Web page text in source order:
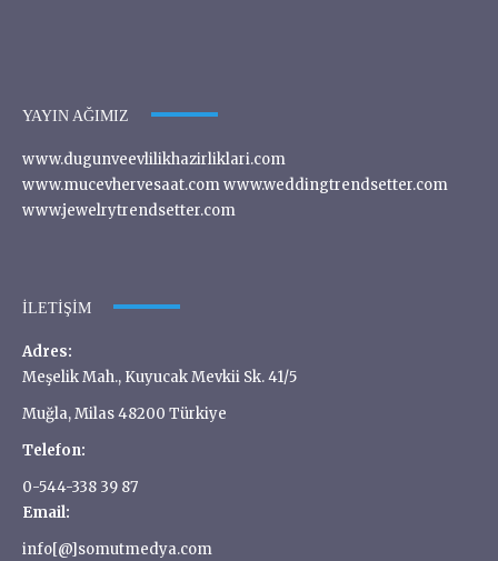
YAYIN AĞIMIZ
www.dugunveevlilikhazirliklari.com
www.mucevhervesaat.com www.weddingtrendsetter.com
www.jewelrytrendsetter.com
İLETIŞIM
Adres:
Meşelik Mah., Kuyucak Mevkii Sk. 41/5
Muğla, Milas 48200 Türkiye
Telefon:
0-544-338 39 87
Email:
info[@]somutmedya.com